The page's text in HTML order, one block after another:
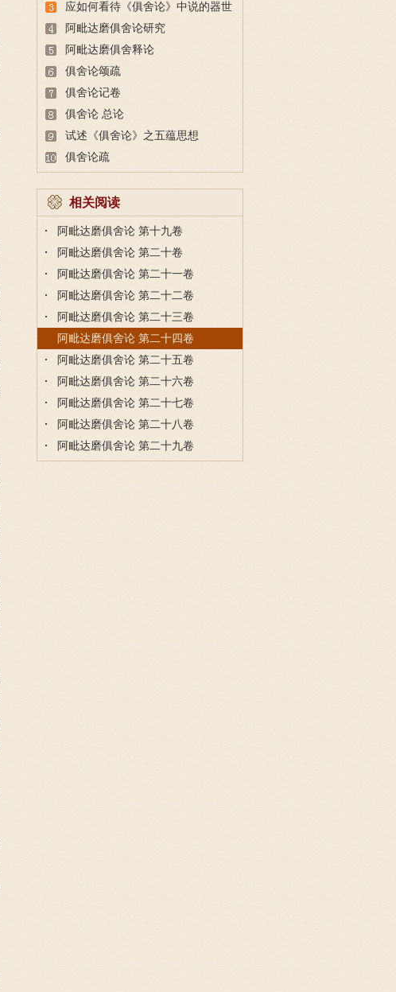
应如何看待《俱舍论》中说的器世
界状态与现代科学证实的器世界
阿毗达磨俱舍论研究
阿毗达磨俱舍释论
俱舍论颂疏
俱舍论记卷
俱舍论 总论
试述《俱舍论》之五蕴思想
俱舍论疏
相关阅读
阿毗达磨俱舍论 第十九卷
阿毗达磨俱舍论 第二十卷
阿毗达磨俱舍论 第二十一卷
阿毗达磨俱舍论 第二十二卷
阿毗达磨俱舍论 第二十三卷
阿毗达磨俱舍论 第二十四卷
阿毗达磨俱舍论 第二十五卷
阿毗达磨俱舍论 第二十六卷
阿毗达磨俱舍论 第二十七卷
阿毗达磨俱舍论 第二十八卷
阿毗达磨俱舍论 第二十九卷